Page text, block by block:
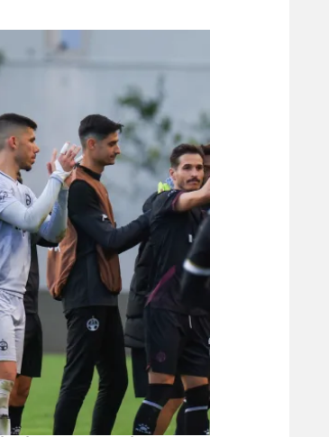
תקנון עבור פעילות ספורט 1 – "מרלן"
טניס
גיימינג E-Sports
תנאי שימוש
מדיניות פרטיות
תקנון פעילות ספורט 1
רשיון להקרנה פומבית לבית עסק
הצטרפות לחבילת הערוצים
לוח דרושים – ג'ובנט
תגיות
המגזין